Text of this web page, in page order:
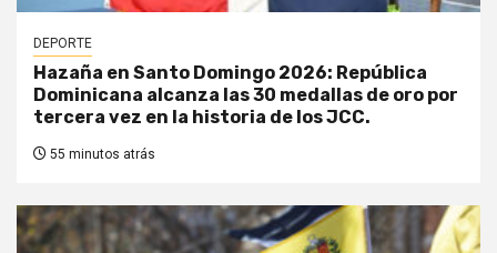
DEPORTE
Hazaña en Santo Domingo 2026: República
Dominicana alcanza las 30 medallas de oro por
tercera vez en la historia de los JCC.
55 minutos atrás